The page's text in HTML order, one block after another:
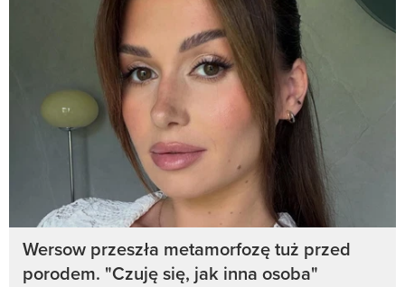
Wersow przeszła metamorfozę tuż przed
porodem. "Czuję się, jak inna osoba"